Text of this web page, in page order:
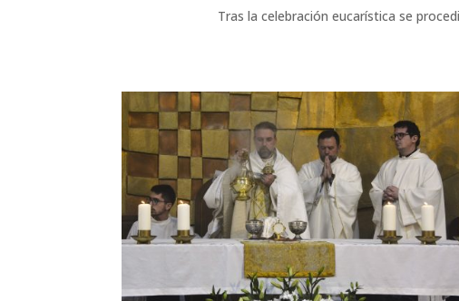
Tras la celebración eucarística se